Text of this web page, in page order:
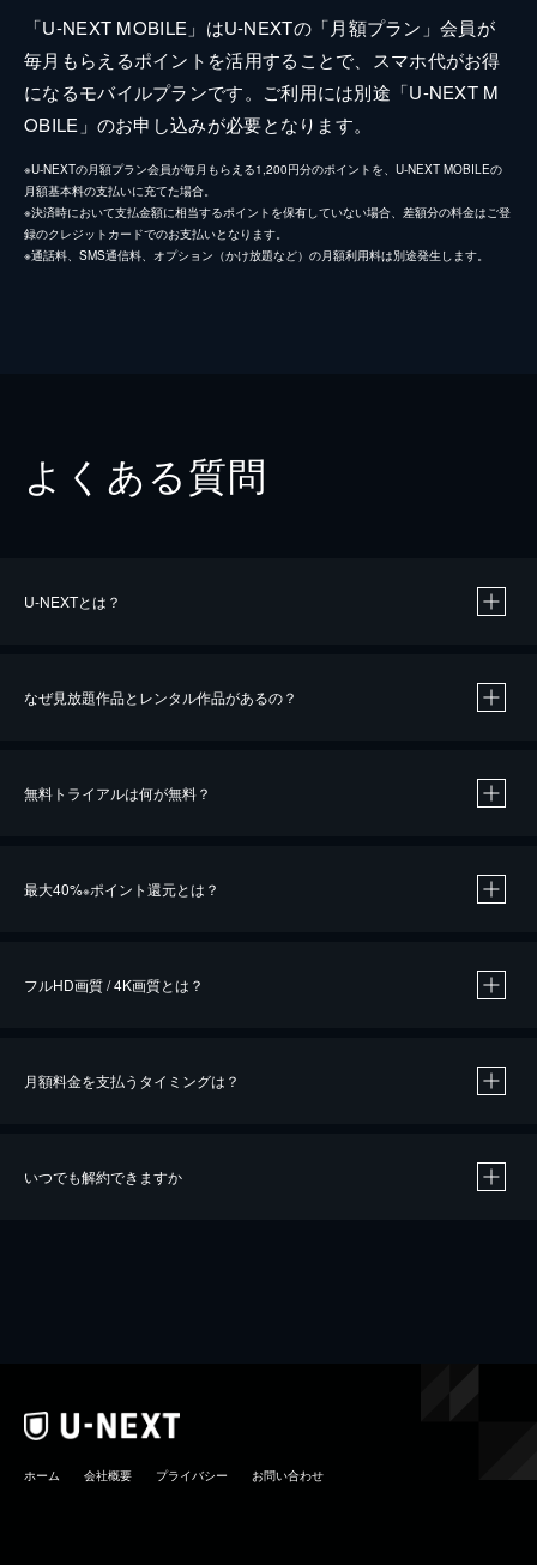
「U-NEXT MOBILE」はU-NEXTの「月額プラン」会員が
毎月もらえるポイントを活用することで、スマホ代がお得
になるモバイルプランです。ご利用には別途「U-NEXT M
OBILE」のお申し込みが必要となります。
※U-NEXTの月額プラン会員が毎月もらえる1,200円分のポイントを、U-NEXT MOBILEの
月額基本料の支払いに充てた場合。
※決済時において支払金額に相当するポイントを保有していない場合、差額分の料金はご登
録のクレジットカードでのお支払いとなります。
※通話料、SMS通信料、オプション（かけ放題など）の月額利用料は別途発生します。
よくある質問
U-NEXTとは？
なぜ見放題作品とレンタル作品があるの？
無料トライアルは何が無料？
最大40%※ポイント還元とは？
※40％ポイント還元の対象は、クレジットカード決済による作品の購入 / レンタルです。
iOSアプリのUコイン決済による作品の購入 / レンタルは、20％のポイント還元です。
フルHD画質 / 4K画質とは？
月額料金を支払うタイミングは？
いつでも解約できますか
ホーム 会社概要 プライバシー お問い合わせ